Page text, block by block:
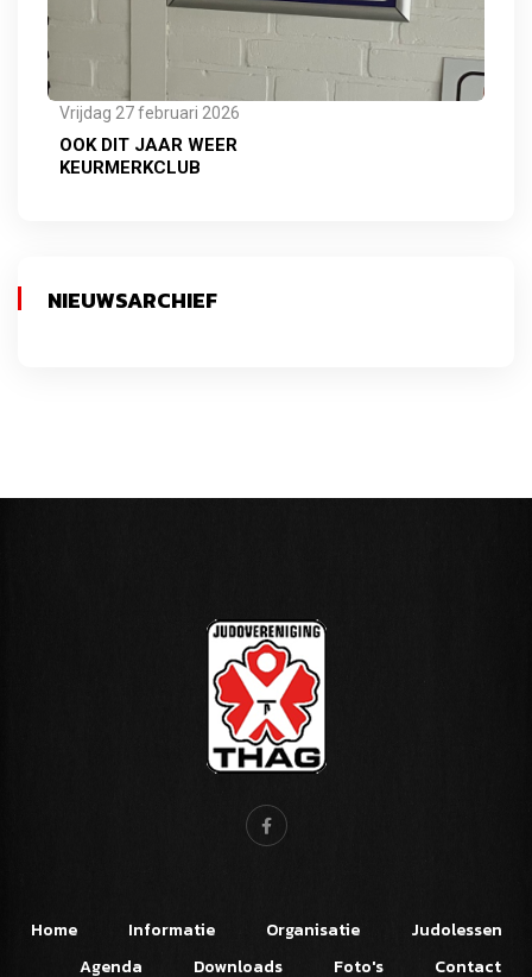
Vrijdag 27 februari 2026
OOK DIT JAAR WEER
KEURMERKCLUB
NIEUWSARCHIEF
Home Informatie Organisatie
Judolessen
Agenda
Downloads Foto's Contact